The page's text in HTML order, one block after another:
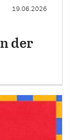
19.06.2026
der